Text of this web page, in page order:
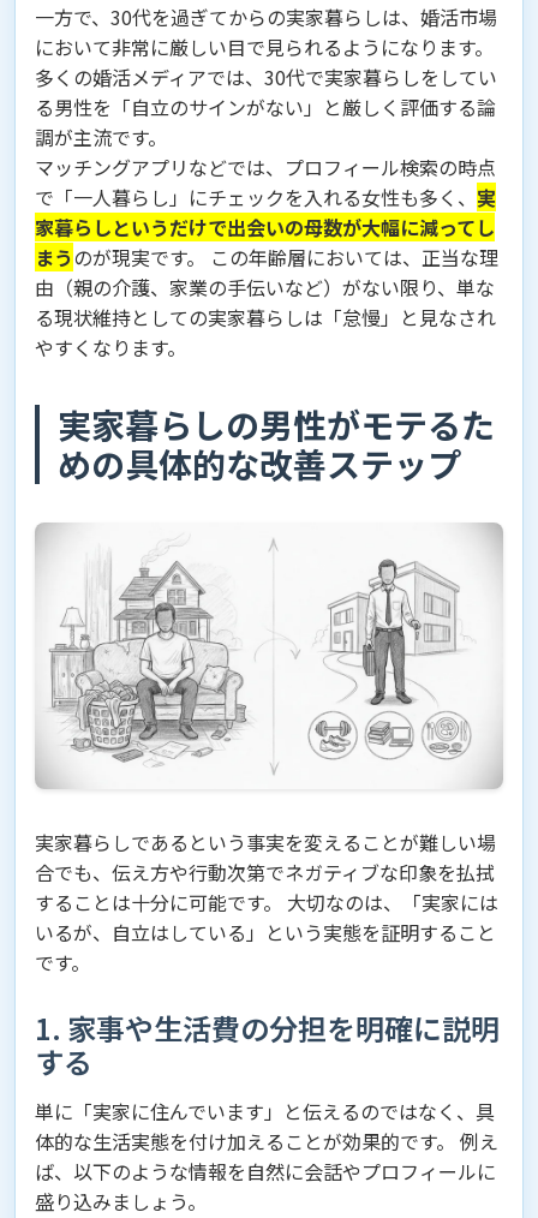
一方で、30代を過ぎてからの実家暮らしは、婚活市場
において非常に厳しい目で見られるようになります。
多くの婚活メディアでは、30代で実家暮らしをしてい
る男性を「自立のサインがない」と厳しく評価する論
調が主流です。
マッチングアプリなどでは、プロフィール検索の時点
で「一人暮らし」にチェックを入れる女性も多く、 実
家暮らしというだけで出会いの母数が大幅に減ってし
まうのが現実です。 この年齢層においては、正当な理
由（親の介護、家業の手伝いなど）がない限り、単な
る現状維持としての実家暮らしは「怠慢」と見なされ
やすくなります。
実家暮らしの男性がモテるた
めの具体的な改善ステップ
実家暮らしであるという事実を変えることが難しい場
合でも、伝え方や行動次第でネガティブな印象を払拭
することは十分に可能です。 大切なのは、「実家には
いるが、自立はしている」という実態を証明すること
です。
1. 家事や生活費の分担を明確に説明
する
単に「実家に住んでいます」と伝えるのではなく、具
体的な生活実態を付け加えることが効果的です。 例え
ば、以下のような情報を自然に会話やプロフィールに
盛り込みましょう。